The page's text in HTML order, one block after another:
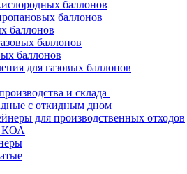
баллонов
баллонов
баллонов
баллонов
баллонов
для газовых баллонов
и склада
с откидным дном
для производственных отходов
КОА